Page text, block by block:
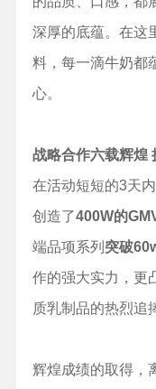
深厚的底蕴。在这
料，每一滴牛奶都
心。
战略合作六载辉煌
在活动短短的3天
创造了400W的
端品项系列 突破
作的强大实力，更
质乳制品的热烈追
辉煌成绩的取得，